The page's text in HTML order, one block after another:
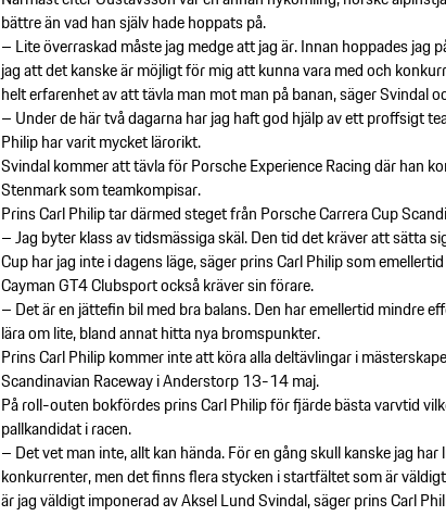
bättre än vad han själv hade hoppats på.
– Lite överraskad måste jag medge att jag är. Innan hoppades jag
jag att det kanske är möjligt för mig att kunna vara med och
helt erfarenhet av att tävla man mot man på banan, säger Svindal
– Under de här två dagarna har jag haft god hjälp av ett proffsigt
Philip har varit mycket lärorikt.
Svindal kommer att tävla för Porsche Experience Racing där han
Stenmark som teamkompisar.
Prins Carl Philip tar därmed steget från Porsche Carrera Cup
– Jag byter klass av tidsmässiga skäl. Den tid det kräver att sätta
Cup har jag inte i dagens läge, säger prins Carl Philip som
Cayman GT4 Clubsport också kräver sin förare.
– Det är en jättefin bil med bra balans. Den har emellertid mindre
lära om lite, bland annat hitta nya bromspunkter.
Prins Carl Philip kommer inte att köra alla deltävlingar i
Scandinavian Raceway i Anderstorp 13-14 maj.
På roll-outen bokfördes prins Carl Philip för fjärde bästa varvtid
pallkandidat i racen.
– Det vet man inte, allt kan hända. För en gång skull kanske jag
konkurrenter, men det finns flera stycken i startfältet som är
är jag väldigt imponerad av Aksel Lund Svindal, säger prins Carl